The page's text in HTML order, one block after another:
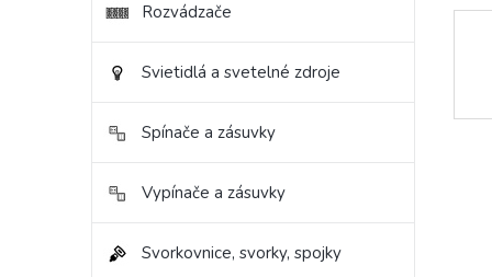
Rozvádzače
Svietidlá a svetelné zdroje
Spínače a zásuvky
Vypínače a zásuvky
Svorkovnice, svorky, spojky